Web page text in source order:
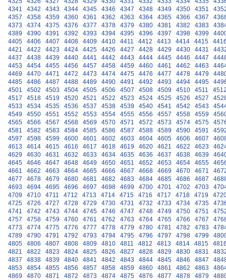
4341
4342 4343 4344 4345 4346 4347 4348 4349 4350 4351
4357
4358 4359 4360 4361 4362 4363 4364 4365 4366 4367
4373
4374 4375 4376 4377 4378 4379 4380 4381 4382 4383
4389
4390 4391 4392 4393 4394 4395 4396 4397 4398 4399
4405
4406 4407 4408 4409 4410 4411 4412 4413 4414 4415
4421
4422 4423 4424 4425 4426 4427 4428 4429 4430 4431
4437
4438 4439 4440 4441 4442 4443 4444 4445 4446 4447
4453
4454 4455 4456 4457 4458 4459 4460 4461 4462 4463
4469
4470 4471 4472 4473 4474 4475 4476 4477 4478 4479
4485
4486 4487 4488 4489 4490 4491 4492 4493 4494 4495
4501
4502 4503 4504 4505 4506 4507 4508 4509 4510 4511
4517
4518 4519 4520 4521 4522 4523 4524 4525 4526 4527
4533
4534 4535 4536 4537 4538 4539 4540 4541 4542 4543
4549
4550 4551 4552 4553 4554 4555 4556 4557 4558 4559
4565
4566 4567 4568 4569 4570 4571 4572 4573 4574 4575
4581
4582 4583 4584 4585 4586 4587 4588 4589 4590 4591
4597
4598 4599 4600 4601 4602 4603 4604 4605 4606 4607
4613
4614 4615 4616 4617 4618 4619 4620 4621 4622 4623
4629
4630 4631 4632 4633 4634 4635 4636 4637 4638 4639
4645
4646 4647 4648 4649 4650 4651 4652 4653 4654 4655
4661
4662 4663 4664 4665 4666 4667 4668 4669 4670 4671
4677
4678 4679 4680 4681 4682 4683 4684 4685 4686 4687
4693
4694 4695 4696 4697 4698 4699 4700 4701 4702 4703
4709
4710 4711 4712 4713 4714 4715 4716 4717 4718 4719
4725
4726 4727 4728 4729 4730 4731 4732 4733 4734 4735
4741
4742 4743 4744 4745 4746 4747 4748 4749 4750 4751
4757
4758 4759 4760 4761 4762 4763 4764 4765 4766 4767
4773
4774 4775 4776 4777 4778 4779 4780 4781 4782 4783
4789
4790 4791 4792 4793 4794 4795 4796 4797 4798 4799
4805
4806 4807 4808 4809 4810 4811 4812 4813 4814 4815
4821
4822 4823 4824 4825 4826 4827 4828 4829 4830 4831
4837
4838 4839 4840 4841 4842 4843 4844 4845 4846 4847
4853
4854 4855 4856 4857 4858 4859 4860 4861 4862 4863
4869
4870 4871 4872 4873 4874 4875 4876 4877 4878 4879